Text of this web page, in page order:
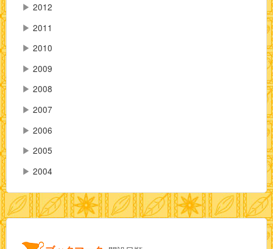
▶ 2012
▶ 2011
▶ 2010
▶ 2009
▶ 2008
▶ 2007
▶ 2006
▶ 2005
▶ 2004